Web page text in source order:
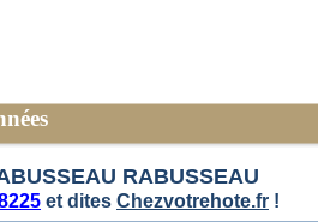
RABUSSEAU
et dites Chezvotrehote.fr !